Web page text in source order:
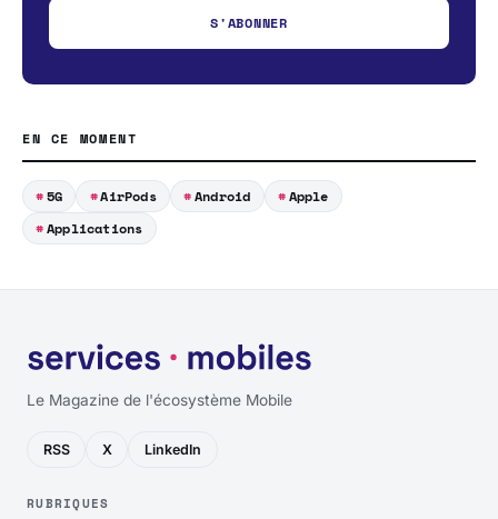
S'ABONNER
EN CE MOMENT
5G AirPods Android
Apple
Applications
Le Magazine de l'écosystème Mobile
RSS X LinkedIn
RUBRIQUES